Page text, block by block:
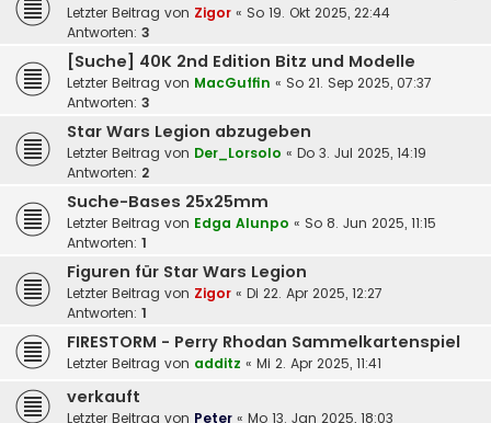
Letzter Beitrag von Zigor « So 19. Okt 2025, 22:44
Antworten: 3
[Suche] 40K 2nd Edition Bitz und Modelle
Letzter Beitrag von MacGuffin « So 21. Sep 2025, 07:37
Antworten: 3
Star Wars Legion abzugeben
Letzter Beitrag von Der_Lorsolo « Do 3. Jul 2025, 14:19
Antworten: 2
Suche-Bases 25x25mm
Letzter Beitrag von Edga Alunpo « So 8. Jun 2025, 11:15
Antworten: 1
Figuren für Star Wars Legion
Letzter Beitrag von Zigor « Di 22. Apr 2025, 12:27
Antworten: 1
FIRESTORM - Perry Rhodan Sammelkartenspiel
Letzter Beitrag von additz « Mi 2. Apr 2025, 11:41
verkauft
Letzter Beitrag von Peter « Mo 13. Jan 2025, 18:03